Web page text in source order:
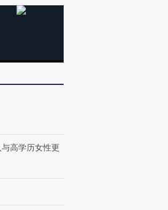
螂”的印
【商旅对话】华住集团
高学历女性更